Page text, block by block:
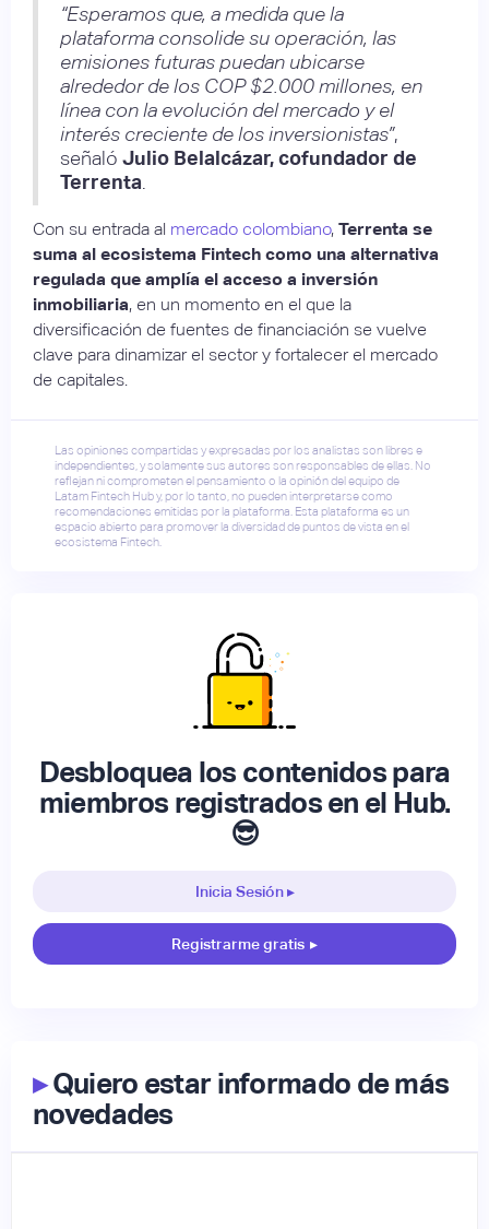
“Esperamos que, a medida que la
plataforma consolide su operación, las
emisiones futuras puedan ubicarse
alrededor de los COP $2.000 millones, en
línea con la evolución del mercado y el
interés creciente de los inversionistas”,
señaló Julio Belalcázar, cofundador de
Terrenta
Con su entrada al mercado colombiano, Terrenta se
suma al ecosistema Fintech como una alternativa
regulada que amplía el acceso a inversión
inmobiliaria, en un momento en el que la
diversificación de fuentes de financiación se vuelve
clave para dinamizar el sector y fortalecer el mercado
de capitales.
Las opiniones compartidas y expresadas por los analistas son libres e
independientes, y solamente sus autores son responsables de ellas. No
reflejan ni comprometen el pensamiento o la opinión del equipo de
Latam Fintech Hub y, por lo tanto, no pueden interpretarse como
recomendaciones emitidas por la plataforma. Esta plataforma es un
espacio abierto para promover la diversidad de puntos de vista en el
ecosistema Fintech.
Desbloquea los contenidos para
miembros registrados en el Hub.
😎
Inicia Sesión ▸
Registrarme gratis ▸
▸Quiero estar informado de más
novedades